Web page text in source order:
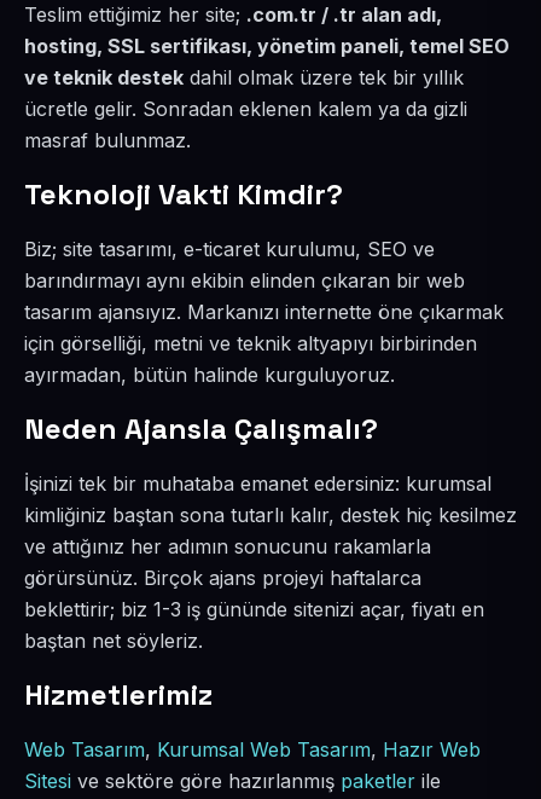
Teslim ettiğimiz her site; .com.tr / .tr alan adı,
hosting, SSL sertifikası, yönetim paneli, temel SEO
ve teknik destek dahil olmak üzere tek bir yıllık
ücretle gelir. Sonradan eklenen kalem ya da gizli
masraf bulunmaz.
Teknoloji Vakti Kimdir?
Biz; site tasarımı, e-ticaret kurulumu, SEO ve
barındırmayı aynı ekibin elinden çıkaran bir web
tasarım ajansıyız. Markanızı internette öne çıkarmak
için görselliği, metni ve teknik altyapıyı birbirinden
ayırmadan, bütün halinde kurguluyoruz.
Neden Ajansla Çalışmalı?
İşinizi tek bir muhataba emanet edersiniz: kurumsal
kimliğiniz baştan sona tutarlı kalır, destek hiç kesilmez
ve attığınız her adımın sonucunu rakamlarla
görürsünüz. Birçok ajans projeyi haftalarca
beklettirir; biz 1-3 iş gününde sitenizi açar, fiyatı en
baştan net söyleriz.
Hizmetlerimiz
Web Tasarım, Kurumsal Web Tasarım, Hazır Web
Sitesi ve sektöre göre hazırlanmış paketler ile